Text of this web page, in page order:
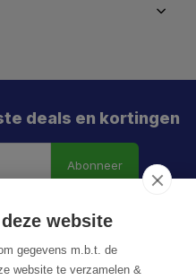
deals en kortingen
Abonneer
website
gegevens m.b.t. de
website te verzamelen &